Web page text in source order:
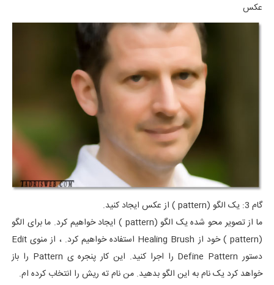
عکس
گام 3: یک الگو (pattern ) از عکس ایجاد کنید.
ما از تصویر محو شده یک الگو (pattern ) ایجاد خواهیم کرد. ما برای الگو
(pattern ) خود از Healing Brush استفاده خواهیم کرد. ، از منوی Edit
دستور Define Pattern را اجرا کنید. این کار پنجره ی Pattern را باز
خواهد کرد یک نام به این الگو بدهید. من نام ته ریش را انتخاب کرده ام.